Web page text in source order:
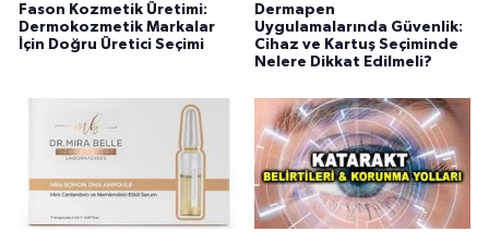
Fason Kozmetik Üretimi:
Dermokozmetik Markalar
İçin Doğru Üretici Seçimi
Dermapen
Uygulamalarında Güvenlik:
Cihaz ve Kartuş Seçiminde
Nelere Dikkat Edilmeli?